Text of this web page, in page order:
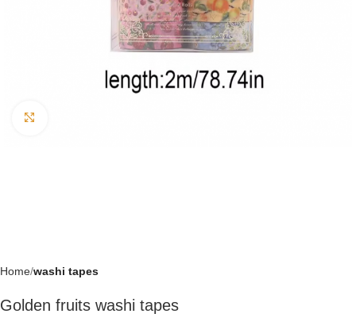
Home washi tapes
Golden fruits washi tapes